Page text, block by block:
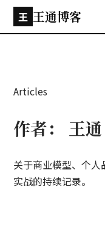
王 王通博客
Articles
作者： 王通
关于商业模型、个
实战的持续记录。